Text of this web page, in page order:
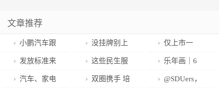
文章推荐
小鹏汽车跟
进降价 国内新
能源汽车价格
没挂牌别上
路！陕西电动
车管理出新
仅上市一
年，曾干翻保
时捷911的“平
发放标准来
了！山东新能
这些民生服
务，芜湖春节
乐年画｜6
个趣味活动接
汽车、家电 双圈携手 培 @SDUers，